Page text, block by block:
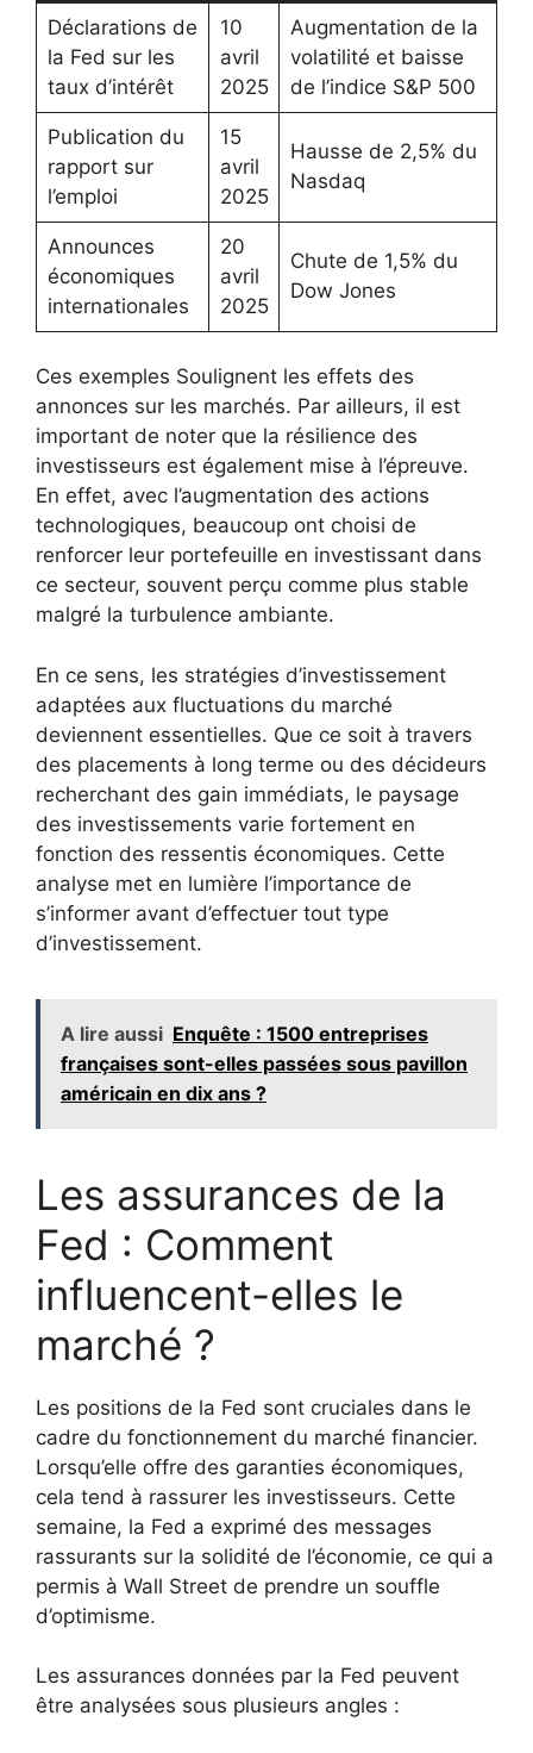
Déclarations de
la Fed sur les
taux d’intérêt
10
avril
2025
Augmentation de la
volatilité et baisse
de l’indice S&P 500
Publication du
rapport sur
l’emploi
15
avril
2025
Hausse de 2,5% du
Nasdaq
Announces
économiques
internationales
20
avril
2025
Chute de 1,5% du
Dow Jones
Ces exemples Soulignent les effets des
annonces sur les marchés. Par ailleurs, il est
important de noter que la résilience des
investisseurs est également mise à l’épreuve.
En effet, avec l’augmentation des actions
technologiques, beaucoup ont choisi de
renforcer leur portefeuille en investissant dans
ce secteur, souvent perçu comme plus stable
malgré la turbulence ambiante.
En ce sens, les stratégies d’investissement
adaptées aux fluctuations du marché
deviennent essentielles. Que ce soit à travers
des placements à long terme ou des décideurs
recherchant des gain immédiats, le paysage
des investissements varie fortement en
fonction des ressentis économiques. Cette
analyse met en lumière l’importance de
s’informer avant d’effectuer tout type
d’investissement.
A lire aussi Enquête : 1500 entreprises
françaises sont-elles passées sous pavillon
américain en dix ans ?
Les assurances de la
Fed : Comment
influencent-elles le
marché ?
Les positions de la Fed sont cruciales dans le
cadre du fonctionnement du marché financier.
Lorsqu’elle offre des garanties économiques,
cela tend à rassurer les investisseurs. Cette
semaine, la Fed a exprimé des messages
rassurants sur la solidité de l’économie, ce qui a
permis à Wall Street de prendre un souffle
d’optimisme.
Les assurances données par la Fed peuvent
être analysées sous plusieurs angles :